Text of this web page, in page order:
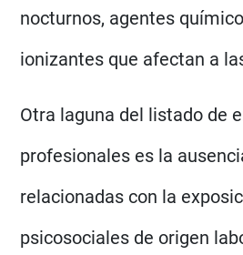
nocturnos, agentes
ionizantes que afectan a
Otra laguna del listado de
profesionales es la
relacionadas con la
psicosociales de origen